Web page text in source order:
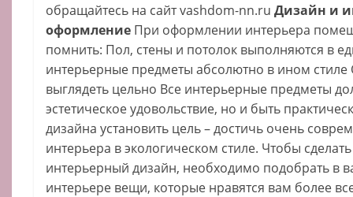
обращайтесь на сайт vashdom-nn.ruДизайн и
оформление При оформлении интерьера
помнить: Пол, стены и потолок выполняются в
интерьерные предметы абсолютно в ином
выглядеть цельно Все интерьерные предметы
эстетическое удовольствие, но и быть
дизайна установить цель – достичь очень
интерьера в экологическом стиле. Чтобы
интерьерный дизайн, необходимо подобрать в
интерьере вещи, которые нравятся вам более